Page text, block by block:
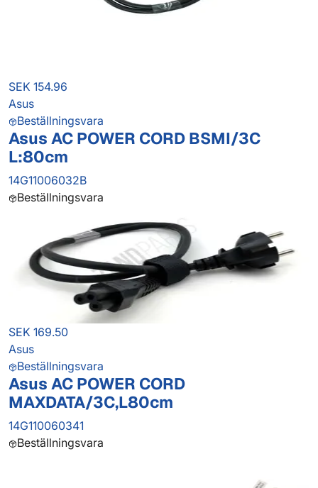
SEK 154.96
Asus
Beställningsvara
Asus AC POWER CORD BSMI/3C
L:80cm
14G11006032B
Beställningsvara
SEK 169.50
Asus
Beställningsvara
Asus AC POWER CORD
MAXDATA/3C,L80cm
14G110060341
Beställningsvara